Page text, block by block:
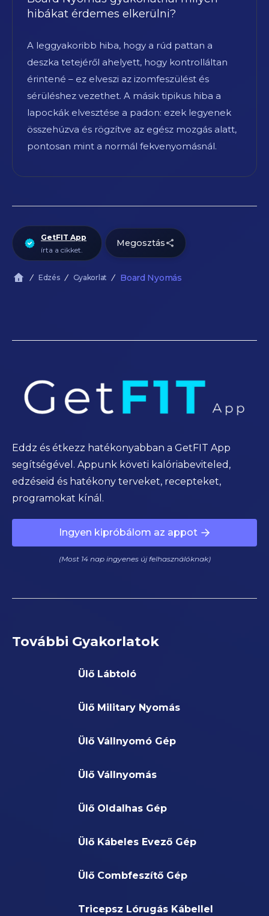
Eddz és étkezz hatékonyabban a GetFIT App
segítségével. Appunk követi kalóriabeviteled,
edzéseid és hatékony terveket, recepteket,
programokat kínál.
Ingyen kipróbálom az appot
(Most 14 nap ingyenes új felhasználóknak)
További Gyakorlatok
Ülő Lábtoló
Ülő Military Nyomás
Ülő Vállnyomó Gép
Ülő Vállnyomás
Ülő Oldalhas Gép
Ülő Kábeles Evező Gép
Ülő Combfeszítő Gép
Tricepsz Lórugás Kábellel
hibákat érdemes elkerülni?
A leggyakoribb hiba, hogy a rúd pattan a
deszka tetejéről ahelyett, hogy kontrolláltan
érintené – ez elveszi az izomfeszülést és
sérüléshez vezethet. A másik tipikus hiba a
lapockák elvesztése a padon: ezek legyenek
összehúzva és rögzítve az egész mozgás alatt,
pontosan mint a normál fekvenyomásnál.
GetFIT App
írta a cikket.
Megosztás
Edzés Gyakorlat Board Nyomás